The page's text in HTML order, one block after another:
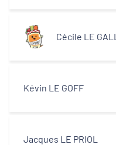
Cécile LE GALL
Kévin LE GOFF
Jacques LE PRIOL